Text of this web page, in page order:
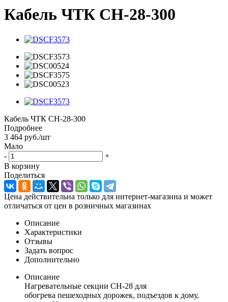
Кабель ЧТК СН-28-300
Кабель ЧТК СН-28-300
Подробнее
3 464 руб./шт
Мало
-
+
В корзину
Поделиться
Цена действительна только для интернет-магазина и может
отличаться от цен в розничных магазинах
Описание
Характеристики
Отзывы
Задать вопрос
Дополнительно
Описание
Нагревательные секции СН-28 для
обогрева пешеходных дорожек, подъездов к дому,